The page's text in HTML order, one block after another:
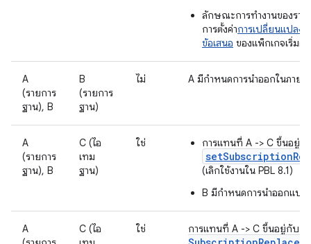
ลักษณะการทำงานของรา
การตั้งค่าการเปลี่ยนแปลง
ข้อเสนอ ของแพ็กเกจเริ่มต้น
A
(รายการ
ฐาน), B
B
(รายการ
ฐาน)
ไม่ A มีกำหนดการนำออกในภายห
A
(รายการ
ฐาน), B
C (ไอ
เทม
ฐาน)
ใช่ การแทนที่ A -> C ขึ้นอยู่กั
(เลิกใช้งานใน PBL 8.1)
B มีกำหนดการนำออกแบบ
A
C (ไอ
ใช่ การแทนที่ A -> C ขึ้นอยู่กับ